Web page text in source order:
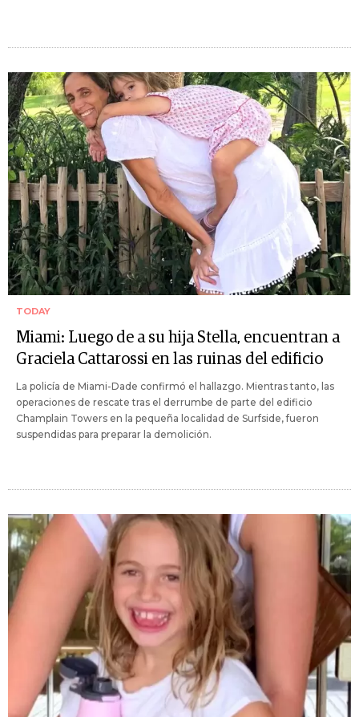
TODAY
Miami: Luego de a su hija Stella, encuentran a
Graciela Cattarossi en las ruinas del edificio
La policía de Miami-Dade confirmó el hallazgo. Mientras tanto, las
operaciones de rescate tras el derrumbe de parte del edificio
Champlain Towers en la pequeña localidad de Surfside, fueron
suspendidas para preparar la demolición.